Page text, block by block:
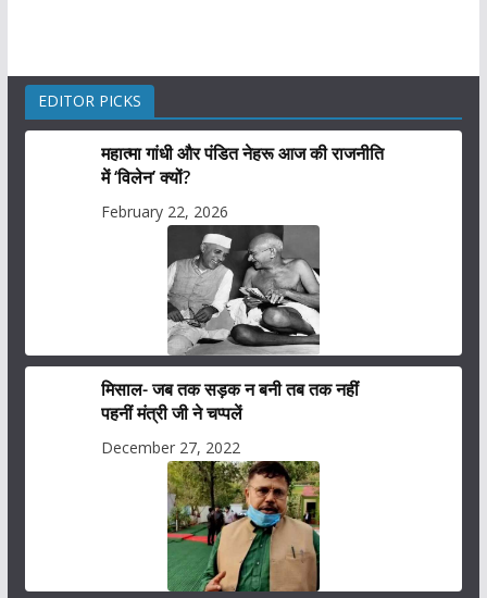
EDITOR PICKS
महात्मा गांधी और पंडित नेहरू आज की राजनीति
में ‘विलेन’ क्यों?
February 22, 2026
मिसाल- जब तक सड़क न बनी तब तक नहीं
पहनीं मंत्री जी ने चप्पलें
December 27, 2022